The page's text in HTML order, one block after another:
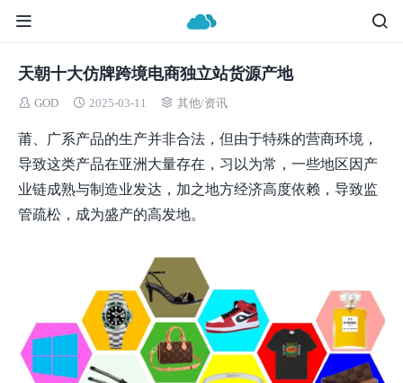
天朝十大仿牌跨境电商独立站货源产地
GOD 2025-03-11 其他/资讯
莆、广系产品的生产并非合法，但由于特殊的营商环境，
导致这类产品在亚洲大量存在，习以为常，一些地区因产
业链成熟与制造业发达，加之地方经济高度依赖，导致监
管疏松，成为盛产的高发地。